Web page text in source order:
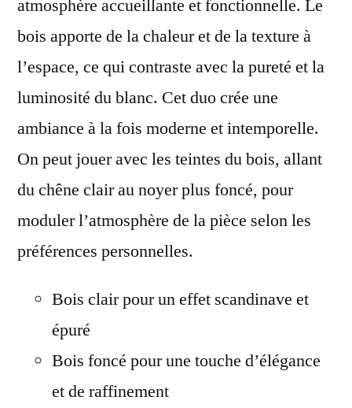
atmosphère accueillante et fonctionnelle. Le
bois apporte de la chaleur et de la texture à
l’espace, ce qui contraste avec la pureté et la
luminosité du blanc. Cet duo crée une
ambiance à la fois moderne et intemporelle.
On peut jouer avec les teintes du bois, allant
du chêne clair au noyer plus foncé, pour
moduler l’atmosphère de la pièce selon les
préférences personnelles.
Bois clair pour un effet scandinave et
épuré
Bois foncé pour une touche d’élégance
et de raffinement